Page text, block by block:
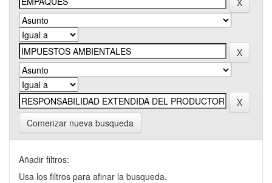
Comenzar nueva busqueda
Añadir filtros:
Usa los filtros para afinar la busqueda.